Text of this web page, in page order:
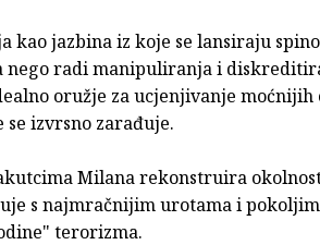
kao jazbina iz koje se lansiraju
radi manipuliranja i
oružje za ucjenjivanje moćnijih
izvrsno zarađuje.
Milana rekonstruira
s najmračnijim urotama i
terorizma.